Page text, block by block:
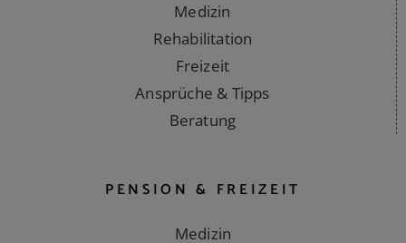
Medizin
Rehabilitation
Freizeit
Ansprüche & Tipps
Beratung
PENSION & FREIZEIT
Medizin